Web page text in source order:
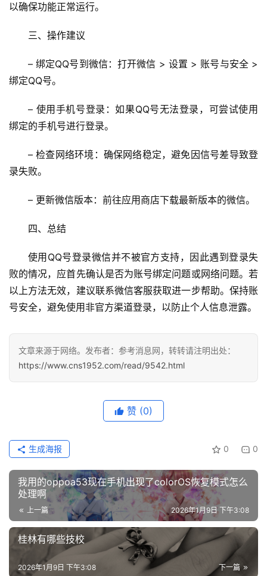
分
专
讯
更
多
以确保功能正常运行。
三、操作建议
– 绑定QQ号到微信：打开微信 > 设置 > 账号与安全 >
绑定QQ号。
– 使用手机号登录：如果QQ号无法登录，可尝试使用
绑定的手机号进行登录。
– 检查网络环境：确保网络稳定，避免因信号差导致登
录失败。
– 更新微信版本：前往应用商店下载最新版本的微信。
四、总结
使用QQ号登录微信并不被官方支持，因此遇到登录失
败的情况，应首先确认是否为账号绑定问题或网络问题。若
以上方法无效，建议联系微信客服获取进一步帮助。保持账
号安全，避免使用非官方渠道登录，以防止个人信息泄露。
文章来源于网络。发布者：参考消息网，转转请注明出处：
https://www.cns1952.com/read/9542.html
赞 (0)
0 0
生成海报
我用的oppoa53现在手机出现了colorOS恢复模式怎么
处理啊
上一篇 2026年1月9日 下午3:08
桂林有哪些技校
下一篇
2026年1月9日 下午3:08